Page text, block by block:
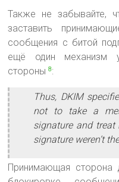
Также не забывайте,
заставить
сообщения с битой
ещё один механизм
стороны 8:
Thus, DKIM
not to take a
signature and
signature weren’t
Принимающая